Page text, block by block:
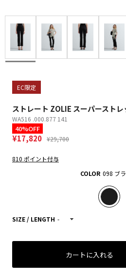
EC限定
ストレート ZOLIE スーパースト
WA516 .000.877 141
40%OFF
¥17,820 ¥29,700
810 ポイント付与
COLOR 098 ブ
SIZE / LENGTH -
カートに入れる